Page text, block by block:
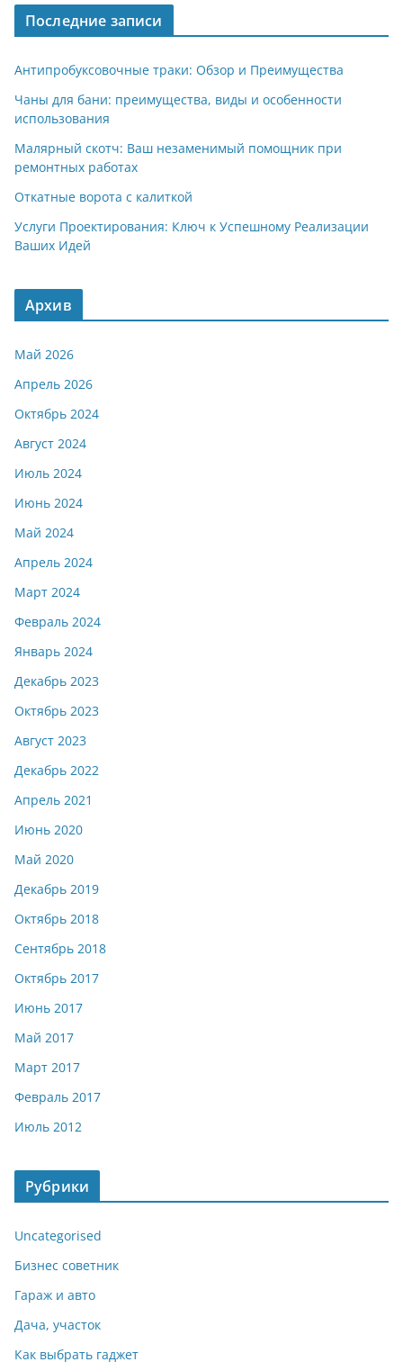
Последние записи
Антипробуксовочные траки: Обзор и Преимущества
Чаны для бани: преимущества, виды и особенности
использования
Малярный скотч: Ваш незаменимый помощник при
ремонтных работах
Откатные ворота с калиткой
Услуги Проектирования: Ключ к Успешному Реализации
Ваших Идей
Архив
Май 2026
Апрель 2026
Октябрь 2024
Август 2024
Июль 2024
Июнь 2024
Май 2024
Апрель 2024
Март 2024
Февраль 2024
Январь 2024
Декабрь 2023
Октябрь 2023
Август 2023
Декабрь 2022
Апрель 2021
Июнь 2020
Май 2020
Декабрь 2019
Октябрь 2018
Сентябрь 2018
Октябрь 2017
Июнь 2017
Май 2017
Март 2017
Февраль 2017
Июль 2012
Рубрики
Uncategorised
Бизнес советник
Гараж и авто
Дача, участок
Как выбрать гаджет